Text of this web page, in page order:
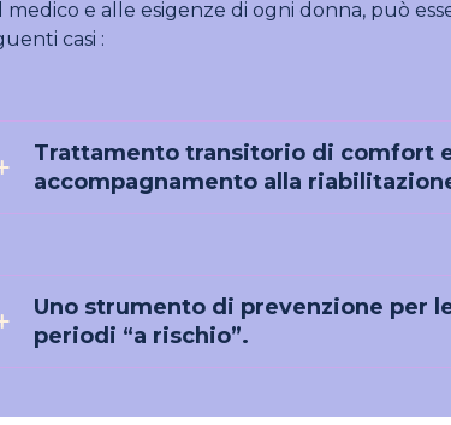
medico e alle esigenze di ogni donna, può
casi :
Trattamento transitorio di comfort
accompagnamento alla
Uno strumento di prevenzione per
periodi “a rischio”.